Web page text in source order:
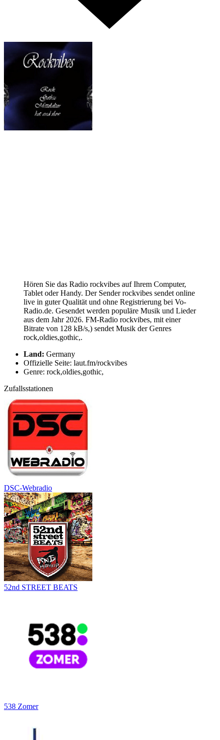
Hören Sie das Radio rockvibes auf Ihrem Computer,
Tablet oder Handy. Der Sender rockvibes sendet online
live in guter Qualität und ohne Registrierung bei Vo-
Radio.de. Gesendet werden populäre Musik und Lieder
aus dem Jahr 2026. FM-Radio rockvibes, mit einer
Bitrate von 128 kB/s,) sendet Musik der Genres
rock,oldies,gothic,.
Land: Germany
Offizielle Seite: laut.fm/rockvibes
Genre: rock,oldies,gothic,
Zufallsstationen
DSC-Webradio
52nd STREET BEATS
538 Zomer